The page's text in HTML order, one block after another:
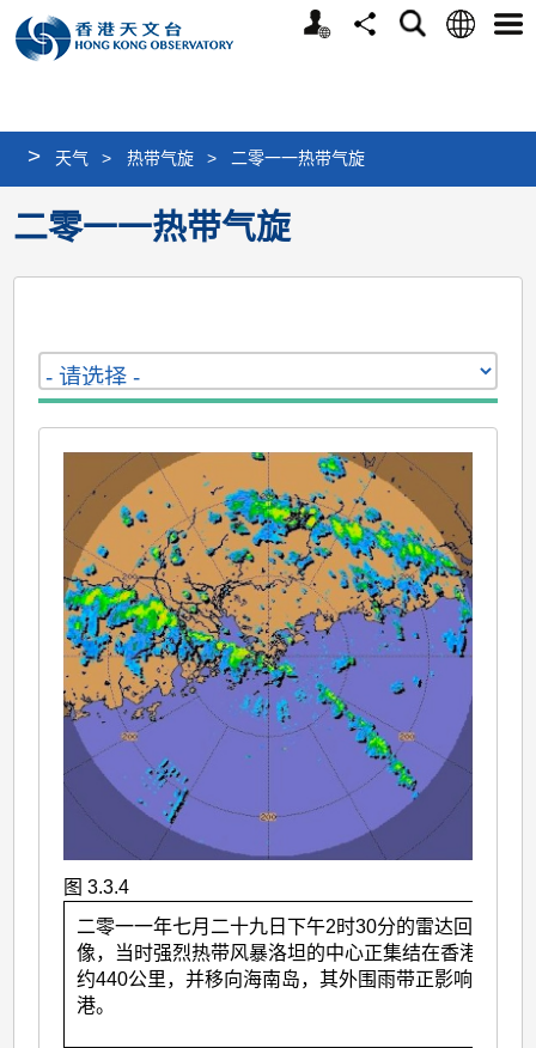
个
分
搜
语
选
> 天气 > 热带气旋 > 二零一一热带气旋
二零一一热带气旋
图 3.3.4
二零一一年七月二十九日下午2时30分的雷达回波图
像，当时强烈热带风暴洛坦的中心正集结在香港西南
约440公里，并移向海南岛，其外围雨带正影响香
港。